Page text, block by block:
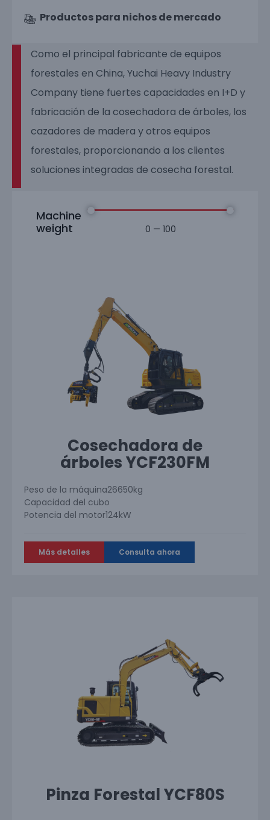
Productos para nichos de mercado
Como el principal fabricante de equipos
forestales en China, Yuchai Heavy Industry
Company tiene fuertes capacidades en I+D y
fabricación de la cosechadora de árboles, los
cazadores de madera y otros equipos
forestales, proporcionando a los clientes
soluciones integradas de cosecha forestal.
Machine
weight
0 — 100
Cosechadora de
árboles YCF230FM
Peso de la máquina26650kg
Capacidad del cubo
Potencia del motor124kW
Más detalles Consulta ahora
Pinza Forestal YCF80S